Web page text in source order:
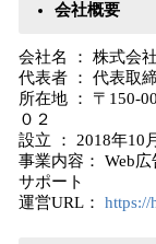
会社概要
会社名 ： 株式会
代表者 ： 代表取
所在地 ： 〒150-
０２
設立 ： 2018年10月
事業内容： Web
サポート
運営URL： https://